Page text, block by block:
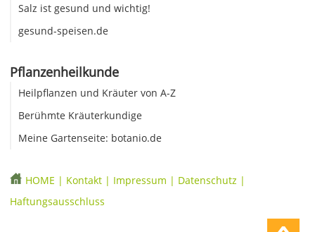
Salz ist gesund und wichtig!
gesund-speisen.de
Pflanzenheilkunde
Heilpflanzen und Kräuter von A-Z
Berühmte Kräuterkundige
Meine Gartenseite: botanio.de
HOME | Kontakt | Impressum | Datenschutz |
Haftungsausschluss